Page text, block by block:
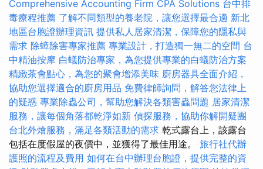
Comprehensive Accounting Firm CPA Solutions 台中排
毒療程推薦 了解不同類型的養老院，讓您選擇最合適 新北
地區台胞證辦理資訊 提供私人居家清潔，保障您的隱私與
需求 除蟑除害專家推薦 專業設計，打造獨一無二的空間 台
中精油按摩 白蟻防治專家，為您提供專業的白蟻防治方案
精緻茶會點心，為您的聚會增添美味 廚房器具全面介紹，
協助您選擇適合的廚房用品 免費律師詢問，解答您法律上
的疑惑 專業除蟲公司，幫助您解決各類害蟲問題 居家清潔
服務，讓每個角落都乾淨如新 偵探服務，協助你解開疑團
台北外燴服務，滿足各類活動的需求 乾式露台上，該露台
包括在度假屋的夜價中，並獲得了最佳用途。 旅行社代辦
護照的流程及費用 如何在台中辦理台胞證，提供完整的資